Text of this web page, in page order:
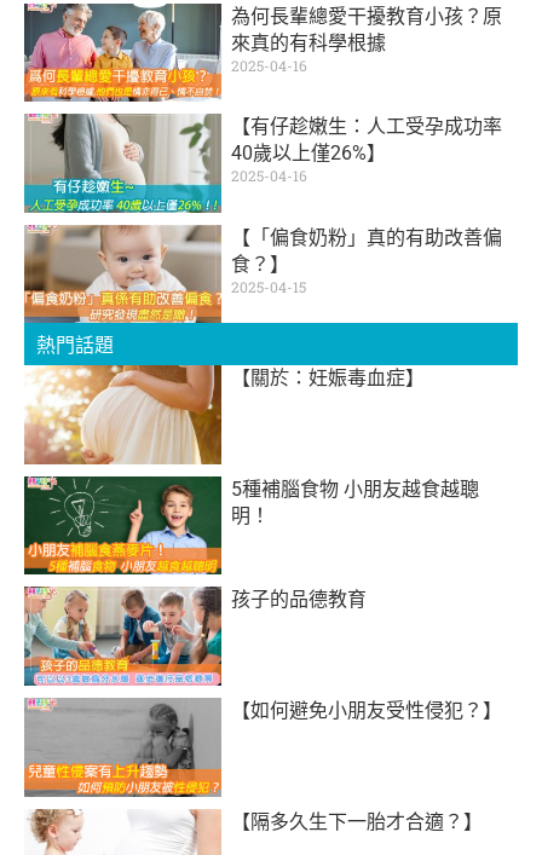
為何長輩總愛干擾教育小孩？原
來真的有科學根據
2025-04-16
【有仔趁嫩生：人工受孕成功率
40歲以上僅26%】
2025-04-16
【「偏食奶粉」真的有助改善偏
食？】
2025-04-15
熱門話題
【關於：妊娠毒血症】
5種補腦食物 小朋友越食越聰
明！
孩子的品德教育
【如何避免小朋友受性侵犯？】
【隔多久生下一胎才合適？】